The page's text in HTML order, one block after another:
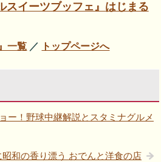
スイーツブッフェ』はじまる
一覧 ／ トップページへ
ー！野球中継解説とスタミナグルメ
和の香り漂う おでんと洋食の店